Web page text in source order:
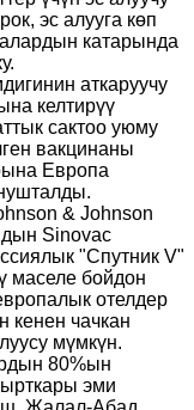
эс алууга көп
алардын катарында
аткаруучу
келтирүү
сактоо уюму
вакцинаны
Европа
& Johnson
Sinovac
"Спутник V"
маселе бойдон
отелдер
кенен чачкан
мүмкүн.
80%ын
эми